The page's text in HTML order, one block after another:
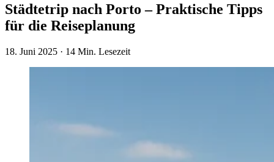
Städtetrip nach Porto – Praktische Tipps
für die Reiseplanung
18. Juni 2025 · 14 Min. Lesezeit